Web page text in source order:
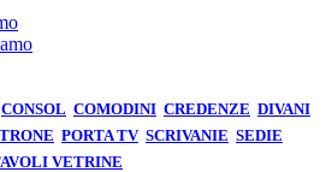
CONSOL COMODINI CREDENZE DIVANI
PORTA TV SCRIVANIE SEDIE
VETRINE